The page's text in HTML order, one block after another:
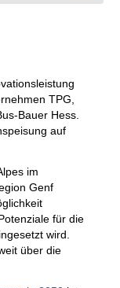
TPG,
Bauer Hess.
auf
im
Genf
für die
wird.
über die